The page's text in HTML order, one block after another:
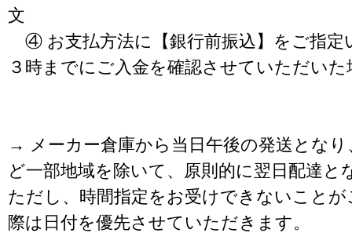
文
④ お支払方法に【銀行前振込】をご指定
３時までにご入金を確認させていただいた
→ メーカー倉庫から当日午後の発送となり
ど一部地域を除いて、原則的に翌日配達と
ただし、時間指定をお受けできないこと
際は日付を優先させていただきます。